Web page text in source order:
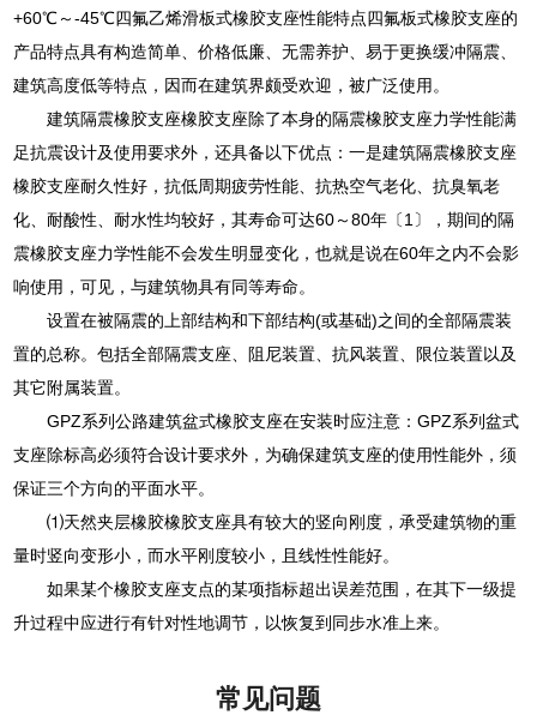
+60℃～-45℃四氟乙烯滑板式橡胶支座性能特点四氟板式橡胶支座的
产品特点具有构造简单、价格低廉、无需养护、易于更换缓冲隔震、
建筑高度低等特点，因而在建筑界颇受欢迎，被广泛使用。
建筑隔震橡胶支座橡胶支座除了本身的隔震橡胶支座力学性能满
足抗震设计及使用要求外，还具备以下优点：一是建筑隔震橡胶支座
橡胶支座耐久性好，抗低周期疲劳性能、抗热空气老化、抗臭氧老
化、耐酸性、耐水性均较好，其寿命可达60～80年〔1〕，期间的隔
震橡胶支座力学性能不会发生明显变化，也就是说在60年之内不会影
响使用，可见，与建筑物具有同等寿命。
设置在被隔震的上部结构和下部结构(或基础)之间的全部隔震装
置的总称。包括全部隔震支座、阻尼装置、抗风装置、限位装置以及
其它附属装置。
GPZ系列公路建筑盆式橡胶支座在安装时应注意：GPZ系列盆式
支座除标高必须符合设计要求外，为确保建筑支座的使用性能外，须
保证三个方向的平面水平。
⑴天然夹层橡胶橡胶支座具有较大的竖向刚度，承受建筑物的重
量时竖向变形小，而水平刚度较小，且线性性能好。
如果某个橡胶支座支点的某项指标超出误差范围，在其下一级提
升过程中应进行有针对性地调节，以恢复到同步水准上来。
常见问题